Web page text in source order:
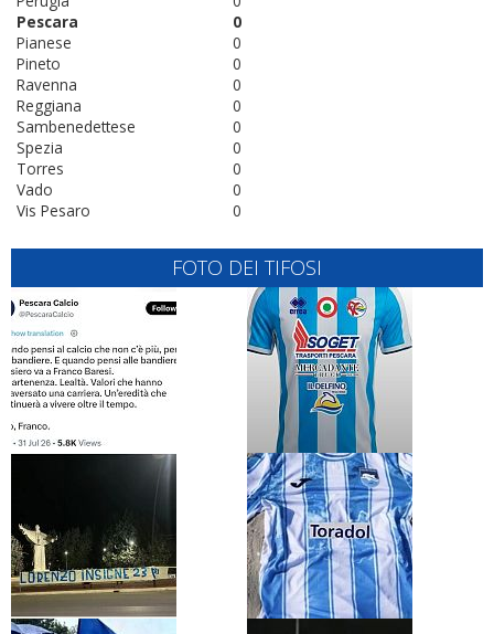
0
Pescara
0
Pianese
0
Pineto
0
Ravenna
0
Reggiana
0
Sambenedettese
0
Spezia
0
Torres
0
Vado
0
Vis Pesaro
FOTO DEI TIFOSI